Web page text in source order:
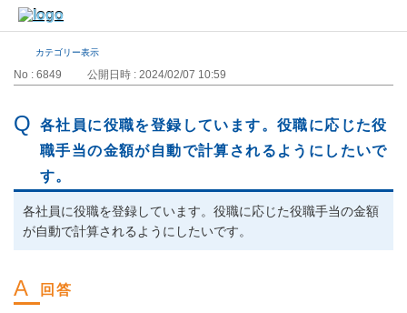
カテゴリー表示
No : 6849 公開日時 : 2024/02/07 10:59
各社員に役職を登録しています。役職に応じた役
職手当の金額が自動で計算されるようにしたいで
す。
各社員に役職を登録しています。役職に応じた役職手当の金額
が自動で計算されるようにしたいです。